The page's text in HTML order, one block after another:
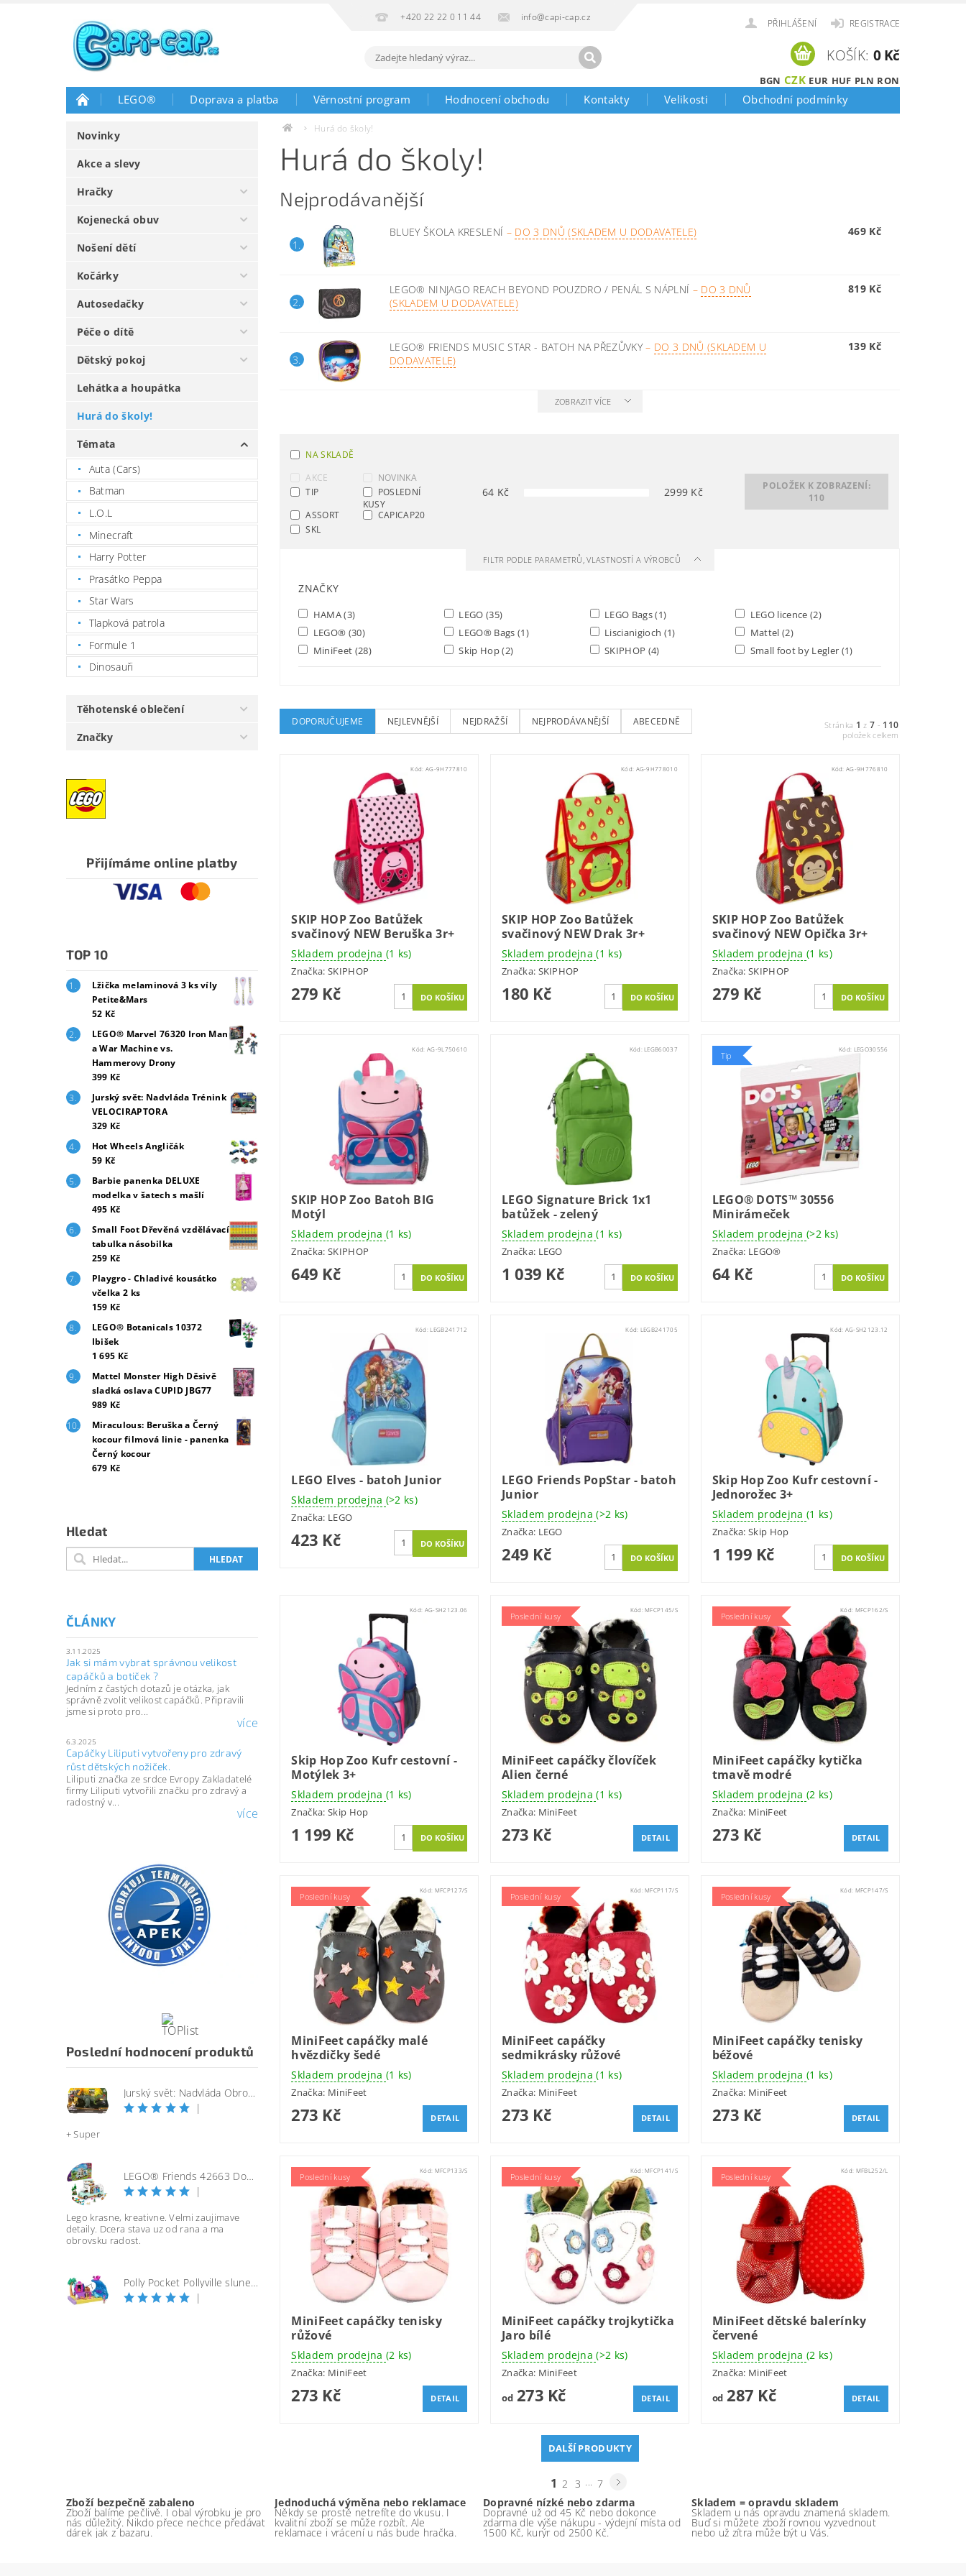
+420 22 22 0 11 44 info@capi-cap.cz
PŘIHLÁŠENÍ REGISTRACE
BGN CZK EUR HUF PLN RON
KOŠÍK: 0 Kč
LEGO® Doprava a platba Věrnostní program Hodnocení obchodu Kontakty Velikosti Obchodní podmínky
Novinky
Akce a slevy
Hračky
Kojenecká obuv
Nošení dětí
Kočárky
Autosedačky
Péče o dítě
Dětský pokoj
Lehátka a houpátka
Hurá do školy!
Témata
Auta (Cars)
Batman
L.O.L
Minecraft
Harry Potter
Prasátko Peppa
Star Wars
Tlapková patrola
Formule 1
Dinosauři
Těhotenské oblečení
Značky
Přijímáme online platby
TOP 10
Lžička melaminová 3 ks víly
Petite&Mars
52 Kč
LEGO® Marvel 76320 Iron Man
a War Machine vs.
Hammerovy Drony
399 Kč
Jurský svět: Nadvláda Trénink
VELOCIRAPTORA
329 Kč
Hot Wheels Angličák
59 Kč
Barbie panenka DELUXE
modelka v šatech s mašlí
495 Kč
Small Foot Dřevěná vzdělávací
tabulka násobilka
259 Kč
Playgro - Chladivé kousátko
včelka 2 ks
159 Kč
LEGO® Botanicals 10372
Ibišek
1 695 Kč
Mattel Monster High Děsivě
sladká oslava CUPID JBG77
989 Kč
Miraculous: Beruška a Černý
kocour filmová linie - panenka
Černý kocour
679 Kč
Hledat
ČLÁNKY
3.11.2025
Jak si mám vybrat správnou velikost
capáčků a botiček ?
Jedním z častých dotazů je otázka, jak
správně zvolit velikost capáčků. Připravili
jsme si proto pro...
více
6.3.2025
Capáčky Liliputi vytvořeny pro zdravý
růst dětských nožiček.
Liliputi značka ze srdce Evropy Zakladatelé
firmy Liliputi vytvořili značku pro zdravý a
radostný v...
více
Poslední hodnocení produktů
Jurský svět: Nadvláda Obrovský útočící SINOTYRANNUS
|
+ Super
LEGO® Friends 42663 Dobrodružství s karavanem přátelství
|
Lego krasne, kreativne. Velmi zaujimave
detaily. Dcera stava uz od rana a ma
obrovsku radost.
Polly Pocket Pollyville slunečná pláž
|
Hurá do školy!
Hurá do školy!
Nejprodávanější
1.
BLUEY ŠKOLA KRESLENÍ – DO 3 DNŮ (SKLADEM U DODAVATELE) 469 Kč
2.
LEGO® NINJAGO REACH BEYOND POUZDRO / PENÁL S NÁPLNÍ – DO 3 DNŮ
(SKLADEM U DODAVATELE)
819 Kč
3.
LEGO® FRIENDS MUSIC STAR - BATOH NA PŘEZŮVKY– DO 3 DNŮ (SKLADEM U
DODAVATELE)
139 Kč
ZOBRAZIT VÍCE
NA SKLADĚ
AKCE
NOVINKA
TIP
POSLEDNÍ
KUSY
ASSORT
CAPICAP20
SKL
64 Kč 2999 Kč
POLOŽEK K ZOBRAZENÍ:
110
FILTR PODLE PARAMETRŮ, VLASTNOSTÍ A VÝROBCŮ
ZNAČKY
HAMA(3) LEGO (35) LEGO Bags(1) LEGO licence (2)
LEGO® (30) LEGO® Bags (1) Liscianigioch (1) Mattel(2)
MiniFeet (28) Skip Hop(2) SKIPHOP (4) Small foot by Legler (1)
DOPORUČUJEME NEJLEVNĚJŠÍ NEJDRAŽŠÍ NEJPRODÁVANĚJŠÍ ABECEDNĚ Stránka 1 z 7 - 110
položek celkem
Kód: AG-9H777810
SKIP HOP Zoo Batůžek
svačinový NEW Beruška 3r+
Skladem prodejna (1 ks)
Značka: SKIPHOP
279 Kč
Kód: AG-9H778010
SKIP HOP Zoo Batůžek
svačinový NEW Drak 3r+
Skladem prodejna(1 ks)
Značka: SKIPHOP
180 Kč
Kód:AG-9H776810
SKIP HOP Zoo Batůžek
svačinový NEW Opička 3r+
Skladem prodejna (1 ks)
Značka:SKIPHOP
279 Kč
Kód: AG-9L750610
SKIP HOP Zoo Batoh BIG
Motýl
Skladem prodejna (1 ks)
Značka: SKIPHOP
649 Kč
Kód:LEGB60037
LEGO Signature Brick 1x1
batůžek - zelený
Skladem prodejna(1 ks)
Značka: LEGO
1 039 Kč
Tip
Kód: LEGO30556
LEGO® DOTS™ 30556
Minirámeček
Skladem prodejna (>2 ks)
Značka: LEGO®
64 Kč
Kód:LEGB241712
LEGO Elves - batoh Junior
Skladem prodejna (>2 ks)
Značka: LEGO
423 Kč
Kód: LEGB241705
LEGO Friends PopStar - batoh
Junior
Skladem prodejna(>2 ks)
Značka: LEGO
249 Kč
Kód: AG-SH2123.12
Skip Hop Zoo Kufr cestovní -
Jednorožec 3+
Skladem prodejna (1 ks)
Značka:Skip Hop
1 199 Kč
Kód: AG-SH2123.06
Skip Hop Zoo Kufr cestovní -
Motýlek 3+
Skladem prodejna (1 ks)
Značka: Skip Hop
1 199 Kč
Poslední kusy
Kód:MFCP145/S
MiniFeet capáčky človíček
Alien černé
Skladem prodejna(1 ks)
Značka: MiniFeet
273 Kč DETAIL
Poslední kusy
Kód: MFCP162/S
MiniFeet capáčky kytička
tmavě modré
Skladem prodejna (2 ks)
Značka: MiniFeet
273 Kč DETAIL
Poslední kusy
Kód: MFCP127/S
MiniFeet capáčky malé
hvězdičky šedé
Skladem prodejna (1 ks)
Značka: MiniFeet
273 Kč DETAIL
Poslední kusy
Kód:MFCP117/S
MiniFeet capáčky
sedmikrásky růžové
Skladem prodejna(1 ks)
Značka: MiniFeet
273 Kč DETAIL
Poslední kusy
Kód: MFCP147/S
MiniFeet capáčky tenisky
béžové
Skladem prodejna (1 ks)
Značka: MiniFeet
273 Kč DETAIL
Poslední kusy
Kód: MFCP133/S
MiniFeet capáčky tenisky
růžové
Skladem prodejna (2 ks)
Značka: MiniFeet
273 Kč DETAIL
Poslední kusy
Kód:MFCP141/S
MiniFeet capáčky trojkytička
Jaro bílé
Skladem prodejna(>2 ks)
Značka: MiniFeet
od273 Kč DETAIL
Poslední kusy
Kód: MFBL252/L
MiniFeet dětské balerínky
červené
Skladem prodejna (2 ks)
Značka: MiniFeet
od287 Kč DETAIL
DALŠÍ PRODUKTY
1 2 3 ... 7
Zboží bezpečně zabaleno
Zboží balíme pečlivě. I obal výrobku je pro
nás důležitý. Nikdo přece nechce předávat
dárek jak z bazaru.
Jednoduchá výměna nebo reklamace
Někdy se prostě netrefíte do vkusu. I
kvalitní zboží se může rozbít. Ale
reklamace i vrácení u nás bude hračka.
Dopravné nízké nebo zdarma
Dopravné už od 45 Kč nebo dokonce
zdarma dle výše nákupu - výdejní místa od
1500 Kč, kurýr od 2500 Kč.
Skladem = opravdu skladem
Skladem u nás opravdu znamená skladem.
Buď si můžete zboží rovnou vyzvednout
nebo už zítra může být u Vás.